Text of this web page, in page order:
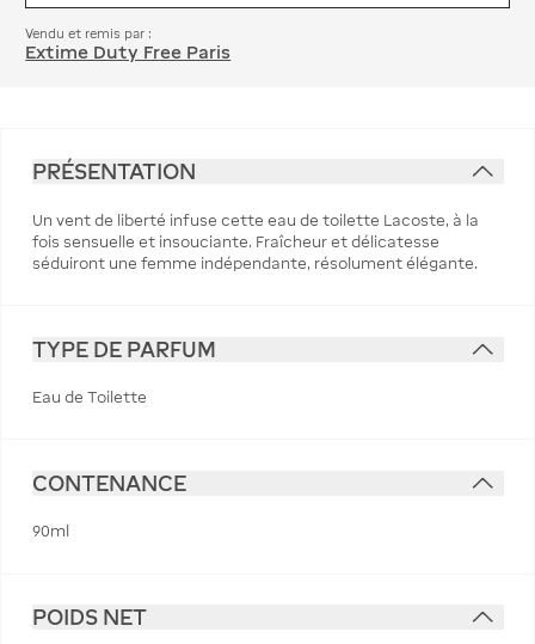
Vendu et remis par :
Extime Duty Free Paris
PRÉSENTATION
Un vent de liberté infuse cette eau de toilette Lacoste, à la
fois sensuelle et insouciante. Fraîcheur et délicatesse
séduiront une femme indépendante, résolument élégante.
TYPE DE PARFUM
Eau de Toilette
CONTENANCE
90ml
POIDS NET